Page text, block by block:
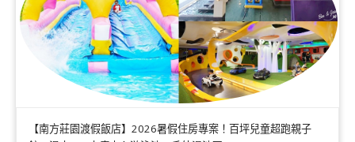
【南方莊園渡假飯店】2026暑假住房專案！百坪兒童超跑親子